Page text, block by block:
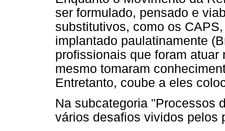
ser formulado, pensado e
substitutivos, como os
implantado paulatinamente
profissionais que foram
mesmo tomaram
Entretanto, coube a eles
Na subcategoria "Processos
vários desafios vividos pelos